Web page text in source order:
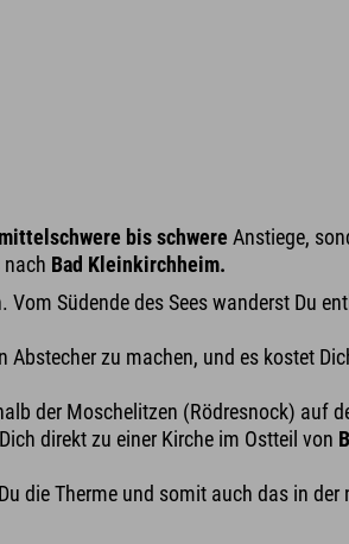
mittelschwere bis schwere Anstiege,
Bad Kleinkirchheim.
Vom Südende des Sees wanderst Du
Abstecher zu machen, und es kostet
der Moschelitzen (Rödresnock) auf
direkt zu einer Kirche im Ostteil von
die Therme und somit auch das in der